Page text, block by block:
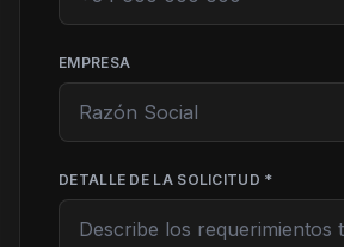
EMPRESA
DETALLE DE LA SOLICITUD *